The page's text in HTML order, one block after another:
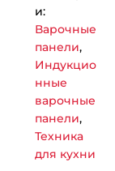
и:
Варочные
панели,
Индукцио
нные
варочные
панели,
Техника
для кухни